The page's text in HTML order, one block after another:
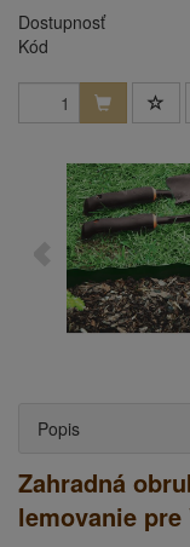
Dostupnosť
Kód
Popis
Zahradná
lemovanie pre